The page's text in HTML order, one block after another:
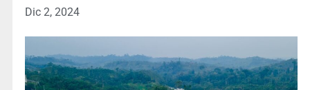
Dic 2, 2024